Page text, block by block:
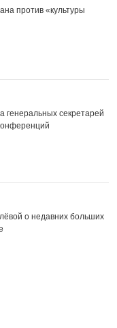
против «культуры
генеральных секретарей
о недавних больших